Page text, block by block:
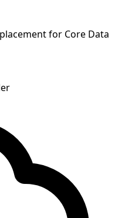
for Core Data